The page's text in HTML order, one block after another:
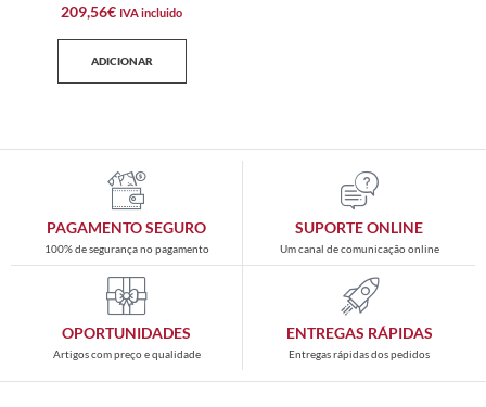
209,56€ IVA incluido
ADICIONAR
PAGAMENTO SEGURO
100% de segurança no pagamento
SUPORTE ONLINE
Um canal de comunicação online
OPORTUNIDADES
Artigos com preço e qualidade
ENTREGAS RÁPIDAS
Entregas rápidas dos pedidos